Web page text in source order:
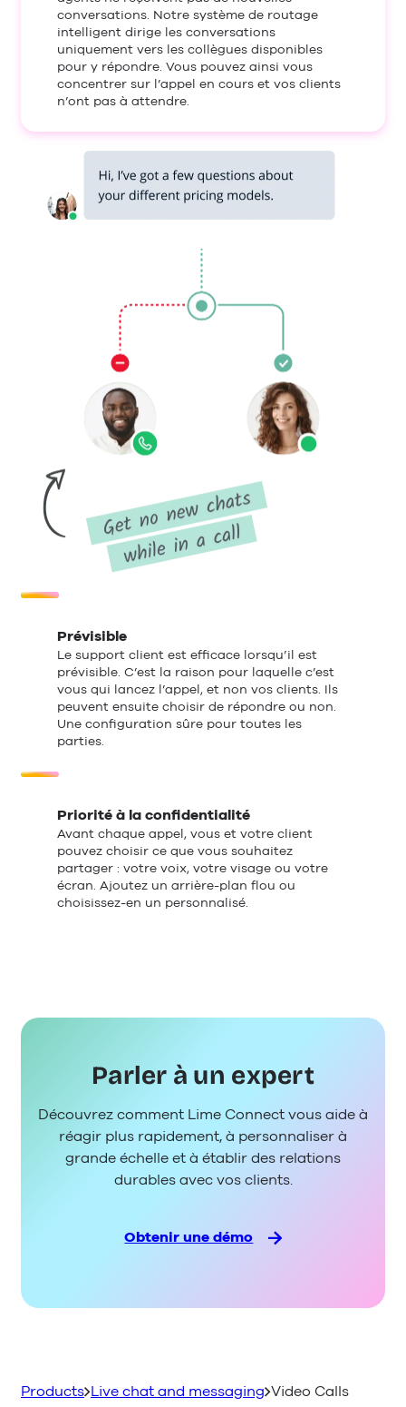
conversations. Notre système de routage
intelligent dirige les conversations
uniquement vers les collègues disponibles
pour y répondre. Vous pouvez ainsi vous
concentrer sur l’appel en cours et vos clients
n’ont pas à attendre.
Prévisible
Le support client est efficace lorsqu’il est
prévisible. C’est la raison pour laquelle c’est
vous qui lancez l’appel, et non vos clients. Ils
peuvent ensuite choisir de répondre ou non.
Une configuration sûre pour toutes les
parties.
Priorité à la confidentialité
Avant chaque appel, vous et votre client
pouvez choisir ce que vous souhaitez
partager : votre voix, votre visage ou votre
écran. Ajoutez un arrière-plan flou ou
choisissez-en un personnalisé.
Parler à un expert
Découvrez comment Lime Connect vous aide à
réagir plus rapidement, à personnaliser à
grande échelle et à établir des relations
durables avec vos clients.
Obtenir une démo
Products Live chat and messaging Video Calls